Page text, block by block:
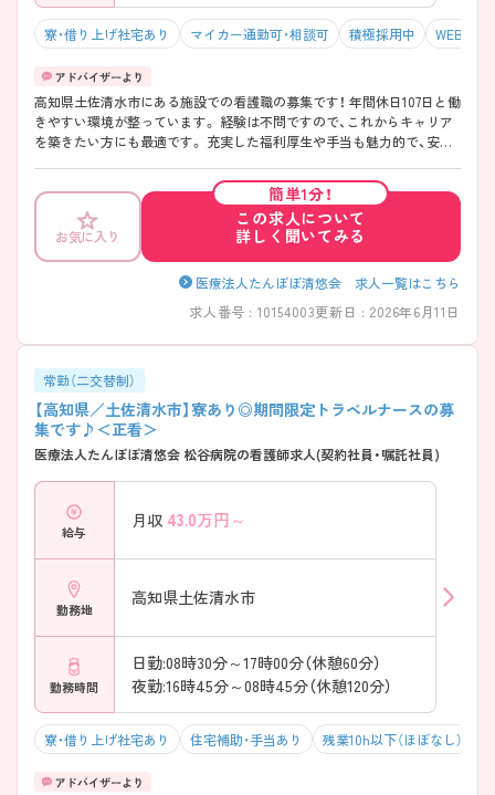
寮・借り上げ社宅あり マイカー通勤可・相談可 積極採用中 WEB面接
高知県土佐清水市にある施設での看護職の募集です！ 年間休日107日と働
きやすい環境が整っています。 経験は不問ですので、これからキャリア
を築きたい方にも最適です。 充実した福利厚生や手当も魅力的で、安心
ますので、お気軽にお問い合わせください。
お気に入り
簡単1分！
この求人について
詳しく聞いてみる
医療法人たんぽぽ清悠会 求人一覧はこちら
求人番号 : 10154003更新日 : 2026年6月11日
常勤（二交替制）
【高知県／土佐清水市】寮あり◎期間限定トラベルナースの募
集です♪＜正看＞
医療法人たんぽぽ清悠会 松谷病院の看護師求人(契約社員・嘱託社員)
給与
月収 43.0万円～
勤務地
高知県土佐清水市
勤務時間
日勤:08時30分～17時00分（休憩60分）
夜勤:16時45分～08時45分（休憩120分）
寮・借り上げ社宅あり 住宅補助・手当あり 残業10h以下（ほぼなし）